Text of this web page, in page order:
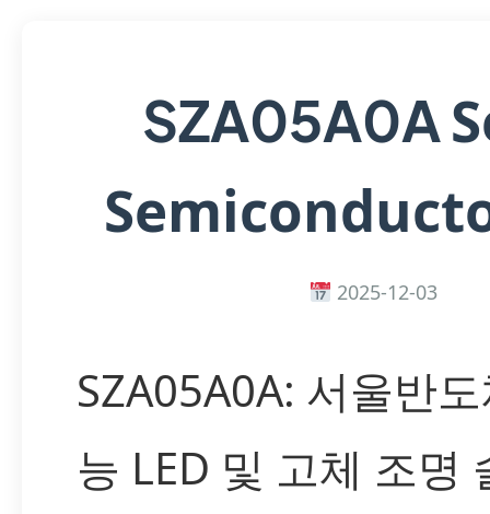
SZA05A0A
2025-12-03
SZA05A0A: 서울반
능 LED 및 고체 조명